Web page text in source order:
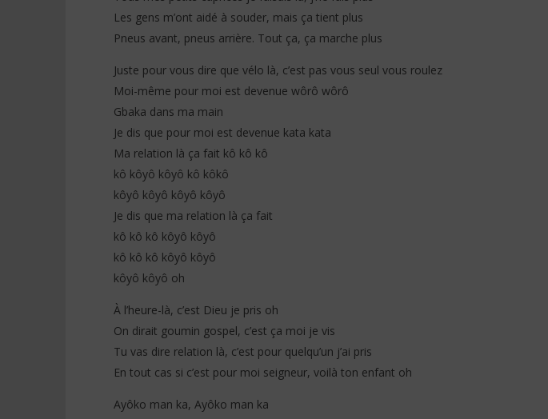
Les gens m’ont aidé à souder, mais ça tient plus
Pneus avant, pneus arrière. Tout ça, ça marche plus
Juste pour vous dire que vélo là, c’est pas vous seul vous roulez
Moi-même pour moi est devenue wôrô wôrô
Gbaka dans ma main
Je dis que pour moi est devenue kata kata
Ma relation là ça fait kô kô kô
kô kôyô kôyô kô kôkô
kôyô kôyô kôyô kôyô
Je dis que ma relation là ça fait
kô kô kô kôyô kôyô
kô kô kô kôyô kôyô
kôyô kôyô oh
À l’heure-là, c’est Dieu je pris oh
On dirait goumin gospel, c’est ça moi je vis
Tu vas dire relation là, c’est pour quelqu’un j’ai pris
En tout cas si c’est pour moi seigneur, voilà ton enfant oh
Ayôko man ka, Ayôko man ka